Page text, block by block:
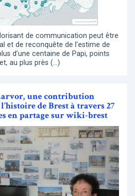
de communication peut être
et de reconquête de l’estime de
d’une centaine de Papi, points
au plus près (…)
une contribution
de Brest à travers 27
en partage sur wiki-brest